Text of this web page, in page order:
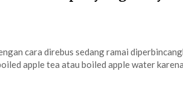
cara direbus sedang ramai
apple tea atau boiled apple water